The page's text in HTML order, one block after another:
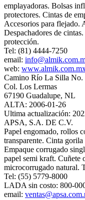
emplayadoras. Bolsas
protectores. Cintas de
Accesorios para flejado.
Despachadores de
protección.
Tel: (81) 4444-7250
email:
web:
Camino Río La Silla No.
Col. Los Lermas
67190 Guadalupe, NL
ALTA: 2006-01-26
Ultima actualización:
APSA, S.A. DE C.V.
Papel engomado, rollos
transparente. Cinta
Empaque corrugado
papel semi kraft. Cuñete
microcorrugado natural.
Tel: (55) 5779-8000
LADA sin costo: 800-
email: